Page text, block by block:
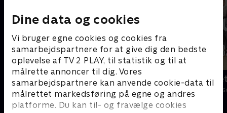
Dine data og cookies
Vi bruger egne cookies og cookies fra
samarbejdspartnere for at give dig den bedste
oplevelse af TV 2 PLAY, til statistik og til at
målrette annoncer til dig. Vores
samarbejdspartnere kan anvende cookie-data til
målrettet markedsføring på egne og andres
platforme. Du kan til- og fravælge cookies
Bjergets helte
Drama • 15 sæsoner Drama • 10